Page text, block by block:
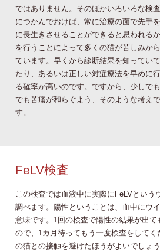
ではありません。そのほかいろいろな検
につかんでおけば、常に治療の面で先手
に長生きさせることができると思われる
を行うことによって多くの猫が苦しみか
ています。早くから診断結果を知ってい
たり、あるいは正しい対症療法を早めに
る確率が高いのです。ですから、少しで
でも苦痛が和らぐよう、そのような考え
す。
FeLV検査
この検査では血液中に実際にFeLVという
調べます。陽性ということは、血中にウ
意味です。1回の検査で陽性の結果が出
ので、1カ月待ってもう一度検査をして
の猫との接触を避けたほうがよいでしょ